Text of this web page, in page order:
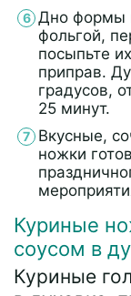
Дно формы
фольгой,
посыпьте
приправ.
градусов,
25 минут.
Вкусные,
ножки
Куриные
соусом в
Куриные